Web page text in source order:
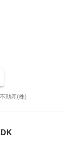
動産(株)